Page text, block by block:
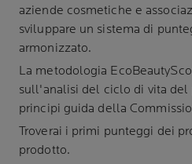
aziende cosmetiche e
sviluppare un sistema di
armonizzato.
La metodologia
sull'analisi del ciclo di vita del
principi guida della
Troverai i primi punteggi dei
prodotto.